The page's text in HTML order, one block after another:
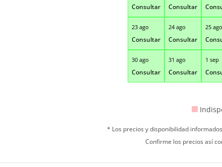
Consultar Consultar
23 ago
Consultar
24 ago
Consultar
25 ago
30 ago
Consultar
31 ago
Consultar
1 sep
* Los precios y disponibilidad
Confirme los precios así